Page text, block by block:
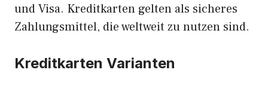
und Visa. Kreditkarten gelten als sicheres
Zahlungsmittel, die weltweit zu nutzen sind.
Kreditkarten Varianten